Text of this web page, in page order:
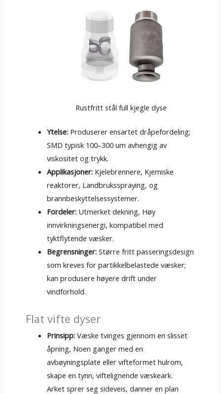
Rustfritt stål full kjegle dyse
Ytelse: Produserer ensartet dråpefordeling;
SMD typisk 100–300 um avhengig av
viskositet og trykk.
Applikasjoner: Kjelebrennere, Kjemiske
reaktorer, Landbruksspraying, og
brannbeskyttelsessystemer.
Fordeler: Utmerket dekning, Høy
innvirkningsenergi, kompatibel med
tyktflytende væsker.
Begrensninger: Større fritt passeringsdesign
som kreves for partikkelbelastede væsker;
kan produsere høyere drift under
vindforhold.
Flat vifte dyser
Prinsipp: Væske tvinges gjennom en slisset
åpning, Noen ganger med en
avbøyningsplate eller vifteformet hulrom,
skape en tynn, viftelignende væskeark.
Arket sprer seg sideveis, danner en plan